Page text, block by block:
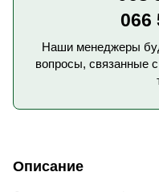
066
Наши менеджеры
вопросы, связанные
Описание